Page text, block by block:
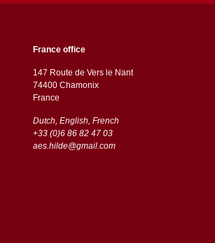
France office
147 Route de Vers le Nant
74400 Chamonix
France
Dutch, English, French
+33 (0)6 86 82 47 03
aes.hilde@gmail.com